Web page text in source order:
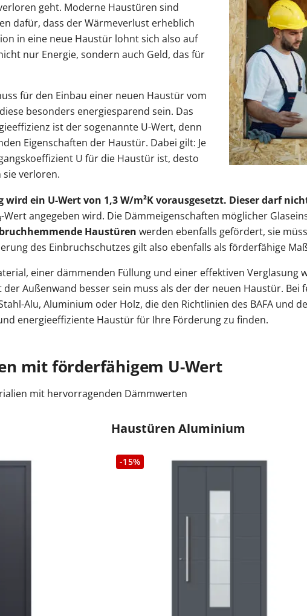
geht. Moderne Haustüren sind
dafür, dass der Wärmeverlust erheblich
in eine neue Haustür lohnt sich also auf
nur Energie, sondern auch Geld, das für
für den Einbau einer neuen Haustür vom
besonders energiesparend sein. Das
ist der sogenannte U-Wert, denn
Eigenschaften der Haustür. Dabei gilt: Je
U für die Haustür ist, desto
sie verloren.
wird ein U-Wert von 1,3 W/m²K vorausgesetzt. Dieser darf
-Wert angegeben wird. Die Dämmeigenschaften möglicher
Haustüren werden ebenfalls gefördert, sie
des Einbruchschutzes gilt also ebenfalls als förderfähige
einer dämmenden Füllung und einer effektiven
der Außenwand besser sein muss als der der neuen Haustür.
Alu, Aluminium oder Holz, die den Richtlinien des BAFA und
energieeffiziente Haustür für Ihre Förderung zu finden.
mit förderfähigem U-Wert
mit hervorragenden Dämmwerten
Haustüren Aluminium
-15%